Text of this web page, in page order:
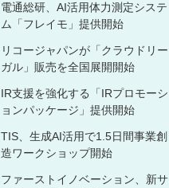
電通総研、AI活用体力測定システ
ム「フレイモ」提供開始
リコージャパンが「クラウドリー
ガル」販売を全国展開開始
IR支援を強化する「IRプロモーシ
ョンパッケージ」提供開始
TIS、生成AI活用で1.5日間事業創
造ワークショップ開始
ファーストイノベーション、新サ